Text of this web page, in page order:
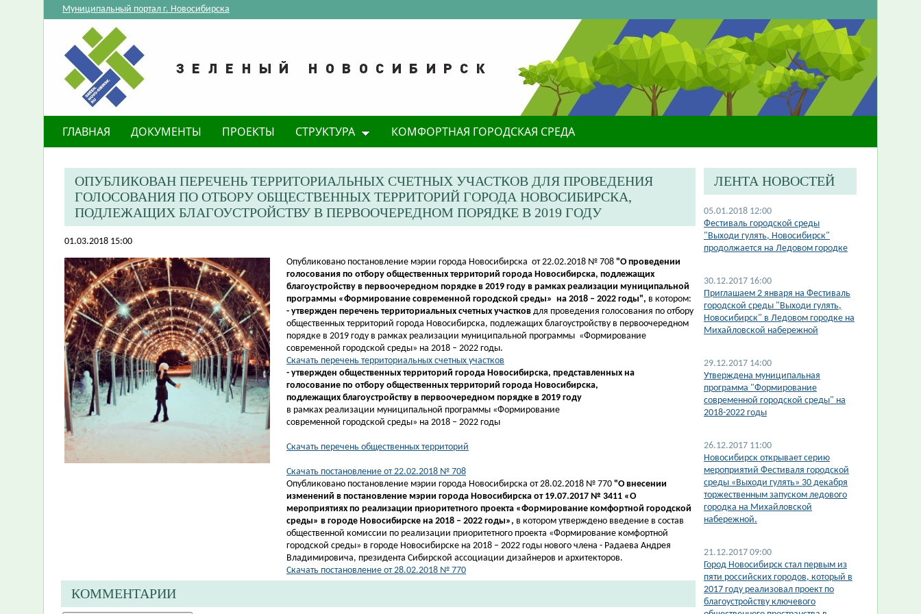
Муниципальный портал г. Новосибирска
ГЛАВНАЯ ДОКУМЕНТЫ ПРОЕКТЫ СТРУКТУРА КОМФОРТНАЯ ГОРОДСКАЯ СРЕДА
ОПУБЛИКОВАН ПЕРЕЧЕНЬ ТЕРРИТОРИАЛЬНЫХ СЧЕТНЫХ УЧАСТКОВ ДЛЯ ПРОВЕДЕНИЯ
ГОЛОСОВАНИЯ ПО ОТБОРУ ОБЩЕСТВЕННЫХ ТЕРРИТОРИЙ ГОРОДА НОВОСИБИРСКА,
ПОДЛЕЖАЩИХ БЛАГОУСТРОЙСТВУ В ПЕРВООЧЕРЕДНОМ ПОРЯДКЕ В 2019 ГОДУ
01.03.2018 15:00
​Опубликовано постановление мэрии города Новосибирска от 22.02.2018 № 708 "О проведении
голосования по отбору общественных территорий города Новосибирска, подлежащих
благоустройству в первоочередном порядке в 2019 году в рамках реализации муниципальной
программы «Формирование современной городской среды» на 2018 – 2022 годы", в котором:
- утвержден перечень территориальных счетных участков для проведения голосования по отбору
общественных территорий города Новосибирска, подлежащих благоустройству в первоочередном
порядке в 2019 году в рамках реализации муниципальной программы «Формирование
современной городской среды» на 2018 – 2022 годы.
Скачать перечень территориальных счетных участков
- утвержден общественных территорий города Новосибирска, представленных на
голосование по отбору общественных территорий города Новосибирска,
подлежащих благоустройству в первоочередном порядке в 2019 году
в рамках реализации муниципальной программы «Формирование
современной городской среды» на 2018 – 2022 годы
Скачать перечень общественных территорий
Скачать постановление от 22.02.2018 № 708
Опубликовано постановление мэрии города Новосибирска от 28.02.2018 № 770 "О внесении
изменений в постановление мэрии города Новосибирска от 19.07.2017 № 3411 «О
мероприятиях по реализации приоритетного проекта «Формирование комфортной городской
среды» в городе Новосибирске на 2018 – 2022 годы», в котором утверждено введение в состав
общественной комиссии по реализации приоритетного проекта «Формирование комфортной
городской среды» в городе Новосибирске на 2018 – 2022 годы нового члена - Радаева Андрея
Владимировича, президента Сибирской ассоциации дизайнеров и архитекторов.
Скачать постановление от 28.02.2018 № 770
КОММЕНТАРИИ
ЛЕНТА НОВОСТЕЙ
05.01.2018 12:00
Фестиваль городской среды
"Выходи гулять, Новосибирск"
продолжается на Ледовом городке
30.12.2017 16:00
Приглашаем 2 января на Фестиваль
городской среды "Выходи гулять,
Новосибирск" в Ледовом городке на
Михайловской набережной
29.12.2017 14:00
Утверждена муниципальная
программа "Формирование
современной городской среды" на
2018-2022 годы
26.12.2017 11:00
Новосибирск открывает серию
мероприятий Фестиваля городской
среды «Выходи гулять» 30 декабря
торжественным запуском ледового
городка на Михайловской
набережной.
21.12.2017 09:00
Город Новосибирск стал первым из
пяти российских городов, который в
2017 году реализовал проект по
благоустройству ключевого